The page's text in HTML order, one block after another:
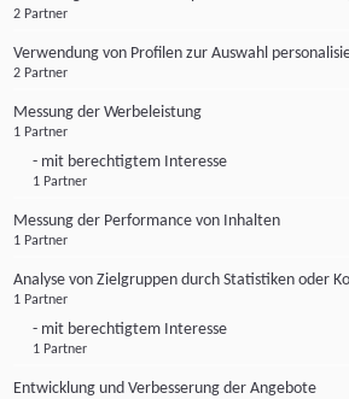
2 Partner
Verwendung von Profilen zur Auswahl
2 Partner
Messung der Werbeleistung
1 Partner
- mit berechtigtem Interesse
1 Partner
Messung der Performance von Inhalten
1 Partner
Analyse von Zielgruppen durch Statistiken oder
1 Partner
- mit berechtigtem Interesse
1 Partner
Entwicklung und Verbesserung der Angebote